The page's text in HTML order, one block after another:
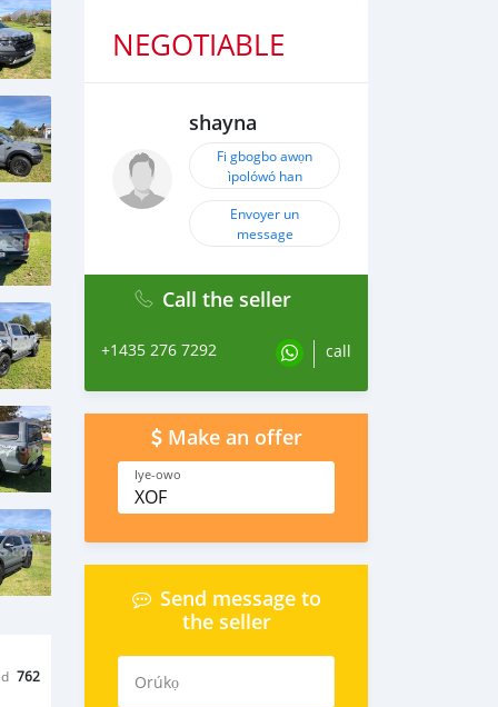
762
NEGOTIABLE
shayna
Fi gbogbo awọn
ìpolówó han
Envoyer un
message
Call the seller
+1435 276 7292 call
Make an offer
Iye-owo
XOF
Send message to
the seller
Orúkọ